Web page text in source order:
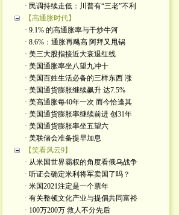
· 民调持续走低：川普有“三老”不利
【高通胀时代】
· 9.1% 的高通胀率与干炒牛河
· 8.6%：通胀再飚高 阿拜又甩锅
· 美三大股指接近大衰退红线
· 美国通胀率坐八望九冲十
· 美国百姓生活必备的三样东西 涨
· 美国通货膨胀继续飙升 达7.5%
· 美高通胀每40年一次 而今恰逢其
· 美国通货膨胀率继续前进 创31年
· 美国通货膨胀率坐五望六
· 美联储会准备提早加息
【笑看风云9】
· 从米国世界霸权的角度看俄乌战争
· 听证会确定米利将军卖国了吗？
· 米国2021注定是一个票年
· 有关整顿文化产业与提倡共同富裕
· 100万200万 救人不分先后